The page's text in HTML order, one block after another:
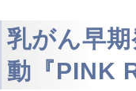
乳がん早
動『PINK